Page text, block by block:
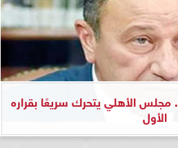
الأهلي يتحرك سريعًا بقراره
الأول